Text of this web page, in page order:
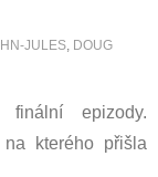
JULES, DOUG
epizody.
kterého přišla